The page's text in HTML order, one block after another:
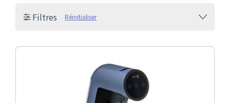
Filtres Réinitialiser